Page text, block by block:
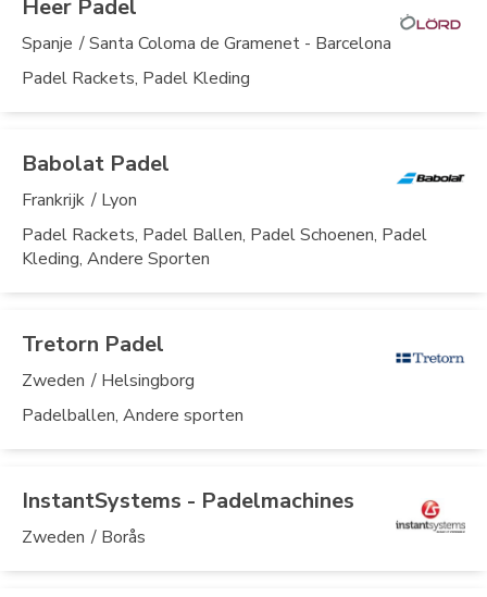
Heer Padel
Spanje / Santa Coloma de Gramenet - Barcelona
Padel Rackets, Padel Kleding
Babolat Padel
Frankrijk / Lyon
Padel Rackets, Padel Ballen, Padel Schoenen, Padel
Kleding, Andere Sporten
Tretorn Padel
Zweden / Helsingborg
Padelballen, Andere sporten
InstantSystems - Padelmachines
Zweden / Borås